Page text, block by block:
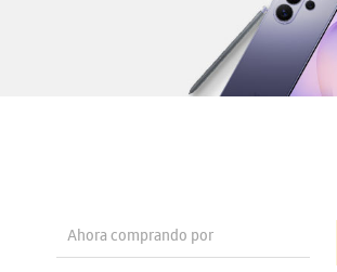
Ahora comprando por